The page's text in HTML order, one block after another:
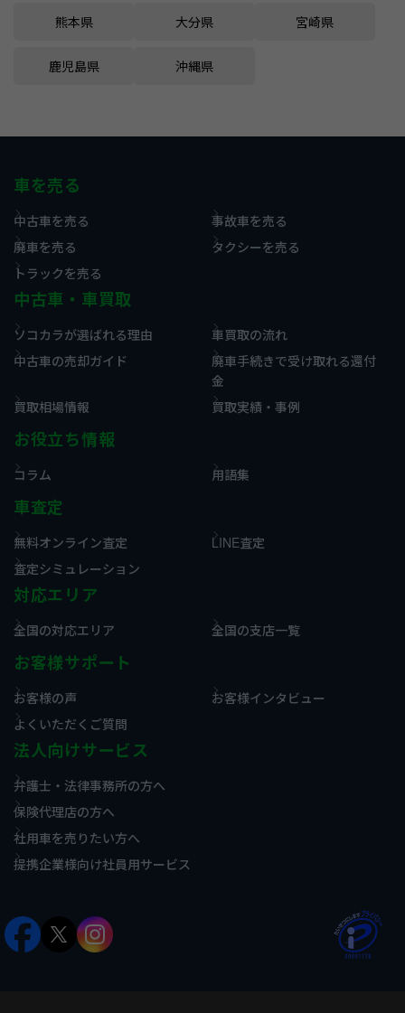
熊本県 大分県 宮崎県
鹿児島県 沖縄県
車を売る
中古車を売る
事故車を売る
廃車を売る
タクシーを売る
トラックを売る
中古車・車買取
ソコカラが選ばれる理由
車買取の流れ
中古車の売却ガイド
廃車手続きで受け取れる還付
金
買取相場情報
買取実績・事例
お役立ち情報
コラム 用語集
車査定
無料オンライン査定
LINE査定
査定シミュレーション
対応エリア
全国の対応エリア 全国の支店一覧
お客様サポート
お客様の声
お客様インタビュー
よくいただくご質問
法人向けサービス
弁護士・法律事務所の方へ
保険代理店の方へ
社用車を売りたい方へ
提携企業様向け社員用サービス